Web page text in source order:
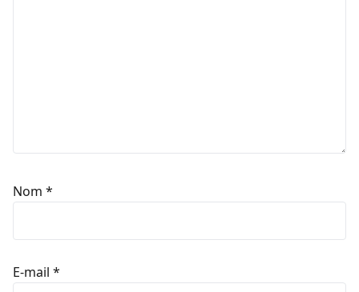
Nom *
E-mail *